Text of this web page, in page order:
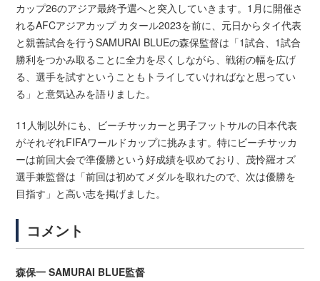
カップ26のアジア最終予選へと突入していきます。1月に開催さ
れるAFCアジアカップ カタール2023を前に、元日からタイ代表
と親善試合を行うSAMURAI BLUEの森保監督は「1試合、1試合
勝利をつかみ取ることに全力を尽くしながら、戦術の幅を広げ
る、選手を試すということもトライしていければなと思ってい
る」と意気込みを語りました。
11人制以外にも、ビーチサッカーと男子フットサルの日本代表
がそれぞれFIFAワールドカップに挑みます。特にビーチサッカ
ーは前回大会で準優勝という好成績を収めており、茂怜羅オズ
選手兼監督は「前回は初めてメダルを取れたので、次は優勝を
目指す」と高い志を掲げました。
コメント
森保一 SAMURAI BLUE監督